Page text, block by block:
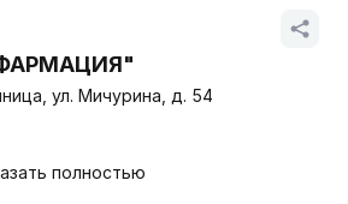
ул. Мичурина, д. 54
полностью